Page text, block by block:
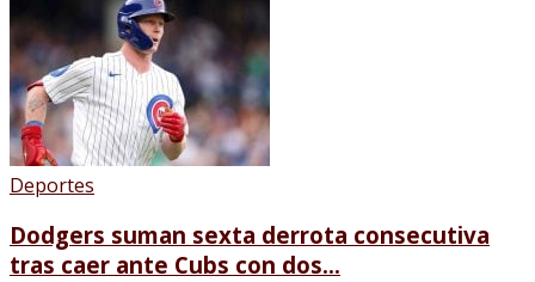
Deportes
Dodgers suman sexta derrota consecutiva
tras caer ante Cubs con dos...